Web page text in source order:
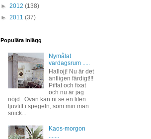
► 2012 (138)
► 2011 (37)
Populära inlägg
Nymålat
vardagsrum .....
Hallojj! Nu är det
äntligen färdigt!!!
Piffat och fixat
och nu är jag
nöjd. Ovan kan ni se en liten
tjuvtitt i spegeln, som min man
snick...
Kaos-morgon